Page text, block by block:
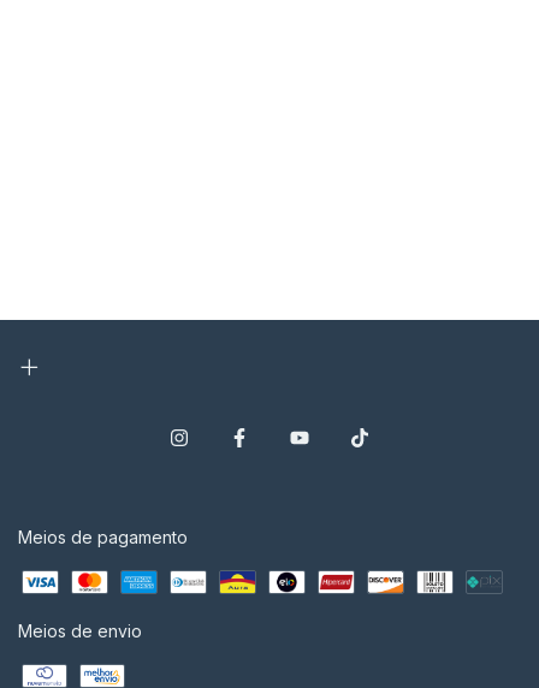
Meios de pagamento
Meios de envio